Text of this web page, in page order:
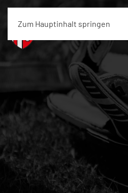
Zum Hauptinhalt springen